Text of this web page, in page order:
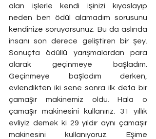
alan işlerle kendi işinizi kıyaslayıp
neden ben ödül alamadım sorusunu
kendinize soruyorsunuz. Bu da aslında
insanı son derece geliştiren bir şey.
Sonuçta ödüllü yarışmalardan para
alarak geçinmeye başladım.
Geçinmeye başladım derken,
evlendikten iki sene sonra ilk defa bir
çamaşır makinemiz oldu. Hala o
çamaşır makinesini kullanırız. 31 yıllık
evliyiz demek ki 29 yıldır aynı çamaşır
makinesini kullanıyoruz. Eşime